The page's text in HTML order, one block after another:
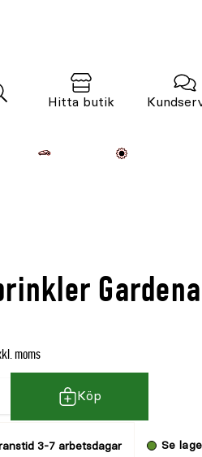
Hitta butik
moms
Köp
3-7 arbetsdagar Se